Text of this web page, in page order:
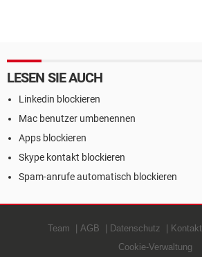
LESEN SIE AUCH
Linkedin blockieren
Mac benutzer umbenennen
Apps blockieren
Skype kontakt blockieren
Spam-anrufe automatisch blockieren
Team AGB Datenschutz Kontakt
Cookie-Verwaltung